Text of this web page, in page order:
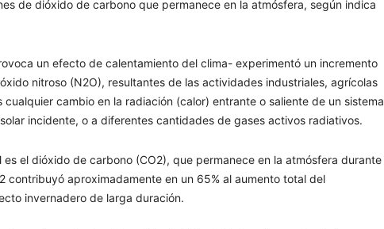
de dióxido de carbono que permanece en la atmósfera, según indica
un efecto de calentamiento del clima- experimentó un incremento
nitroso (N2O), resultantes de las actividades industriales, agrícolas
cambio en la radiación (calor) entrante o saliente de un sistema
incidente, o a diferentes cantidades de gases activos radiativos.
el dióxido de carbono (CO2), que permanece en la atmósfera durante
contribuyó aproximadamente en un 65% al aumento total del
invernadero de larga duración.